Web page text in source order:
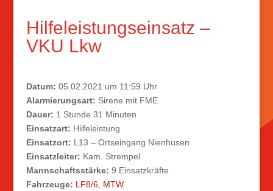
Hilfeleistungseinsatz –
VKU Lkw
Datum: 05.02.2021 um 11:59 Uhr
Alarmierungsart: Sirene mit FME
Dauer: 1 Stunde 31 Minuten
Einsatzart: Hilfeleistung
Einsatzort: L13 – Ortseingang Nienhusen
Einsatzleiter: Kam. Strempel
Mannschaftsstärke: 9 Einsatzkräfte
Fahrzeuge: LF8/6, MTW